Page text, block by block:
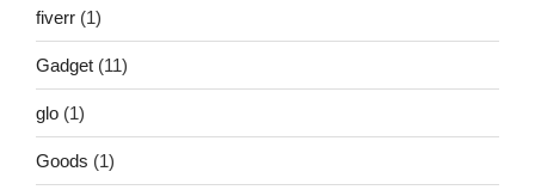
fiverr (1)
Gadget (11)
glo (1)
Goods (1)